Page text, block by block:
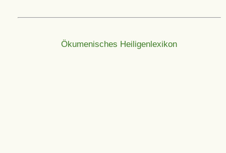
Ökumenisches Heiligenlexikon